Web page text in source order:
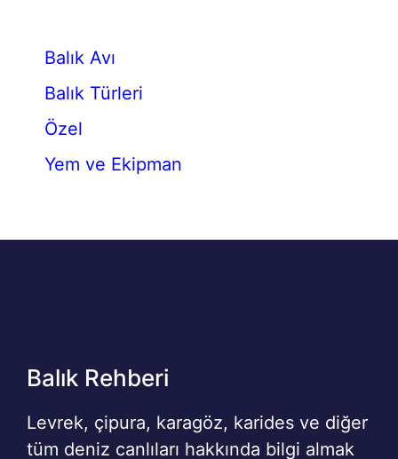
Balık Avı
Balık Türleri
Özel
Yem ve Ekipman
Balık Rehberi
Levrek, çipura, karagöz, karides ve diğer
tüm deniz canlıları hakkında bilgi almak